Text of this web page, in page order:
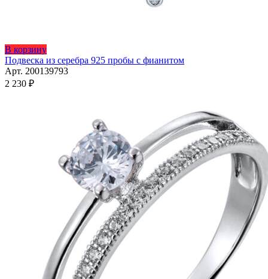
В корзинуЭтот
товар
имеет
странице
товара.
Подвеска из серебра 925 пробы с фианитом
Арт. 200139793
2 230 ₽